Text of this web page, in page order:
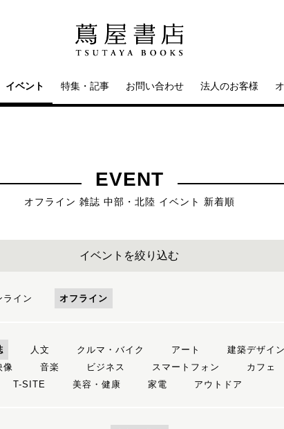
イベント 特集・記事 お問い合わせ 法人のお客様
EVENT
オフライン 雑誌 中部・北陸 イベント 新着順
イベントを絞り込む
ライン オフライン
人文 クルマ・バイク アート 建築デザイン
像 音楽 ビジネス スマートフォン カフェ
T-SITE 美容・健康 家電 アウトドア